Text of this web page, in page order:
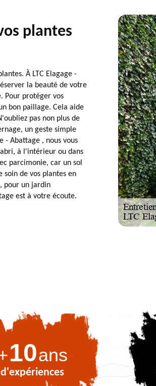
plantes
À LTC Elagage -
la beauté de votre
Pour protéger vos
bon paillage. Cela aide
pas non plus de
un geste simple
- Abattage , nous vous
à l'intérieur ou dans
parcimonie, car un sol
de vos plantes en
pour un jardin
est à votre écoute.
10ans
d'expériences